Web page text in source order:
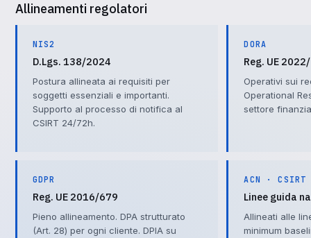
Allineamenti regolatori
NIS2
D.Lgs. 138/2024
Postura allineata ai requisiti per
soggetti essenziali e importanti.
Supporto al processo di notifica al
CSIRT 24/72h.
DORA
Reg. UE
Operativi sui
Operational
settore
GDPR
Reg. UE 2016/679
Pieno allineamento. DPA strutturato
(Art. 28) per ogni cliente. DPIA su
ACN · CSIRT
Linee guida
Allineati alle
minimum